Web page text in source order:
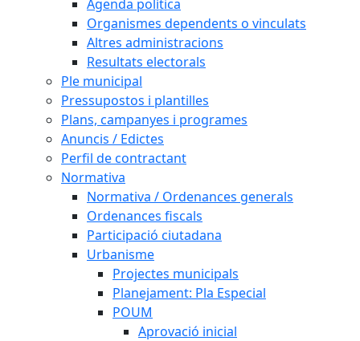
Agenda política
Organismes dependents o vinculats
Altres administracions
Resultats electorals
Ple municipal
Pressupostos i plantilles
Plans, campanyes i programes
Anuncis / Edictes
Perfil de contractant
Normativa
Normativa / Ordenances generals
Ordenances fiscals
Participació ciutadana
Urbanisme
Projectes municipals
Planejament: Pla Especial
POUM
Aprovació inicial